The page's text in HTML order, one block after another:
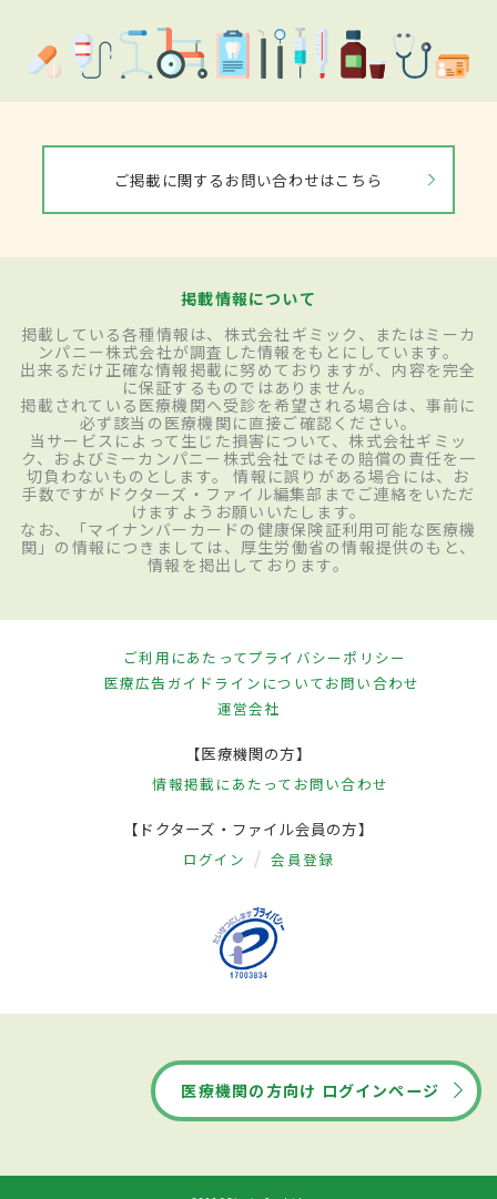
ご掲載に関するお問い合わせはこちら
掲載情報について
掲載している各種情報は、株式会社ギミック、またはミーカ
ンパニー株式会社が調査した情報をもとにしています。
出来るだけ正確な情報掲載に努めておりますが、内容を完全
に保証するものではありません。
掲載されている医療機関へ受診を希望される場合は、事前に
必ず該当の医療機関に直接ご確認ください。
当サービスによって生じた損害について、株式会社ギミッ
ク、およびミーカンパニー株式会社ではその賠償の責任を一
切負わないものとします。 情報に誤りがある場合には、お
手数ですがドクターズ・ファイル編集部までご連絡をいただ
けますようお願いいたします。
なお、「マイナンバーカードの健康保険証利用可能な医療機
関」の情報につきましては、厚生労働省の情報提供のもと、
情報を掲出しております。
ご利用にあたってプライバシーポリシー
医療広告ガイドラインについてお問い合わせ
運営会社
【医療機関の方】
情報掲載にあたって お問い合わせ
【ドクターズ・ファイル会員の方】
ログイン 会員登録
医療機関の方向け ログインページ